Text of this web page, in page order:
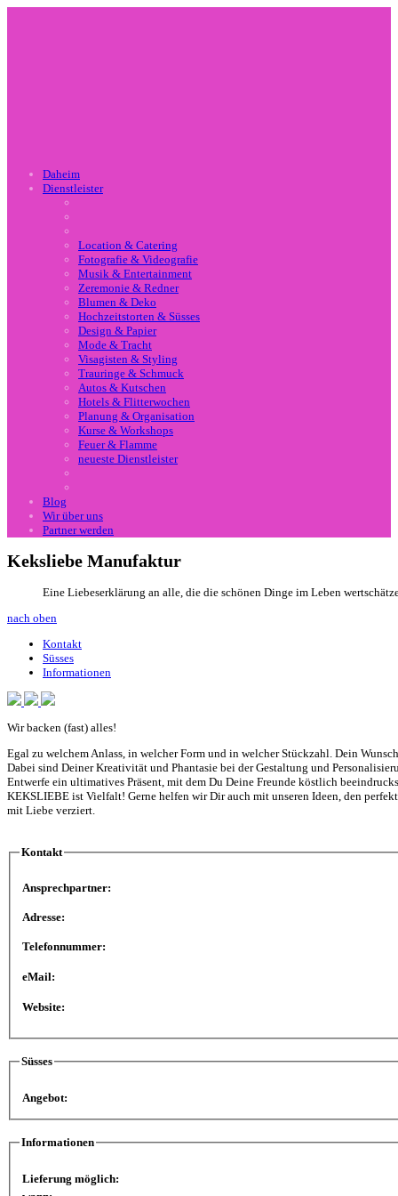
Daheim
Dienstleister
Location & Catering
Fotografie & Videografie
Musik & Entertainment
Zeremonie & Redner
Blumen & Deko
Hochzeitstorten & Süsses
Design & Papier
Mode & Tracht
Visagisten & Styling
Trauringe & Schmuck
Autos & Kutschen
Hotels & Flitterwochen
Planung & Organisation
Kurse & Workshops
Feuer & Flamme
neueste Dienstleister
Blog
Wir über uns
Partner werden
Keksliebe Manufaktur
Eine Liebeserklärung an alle, die die schönen Dinge im Leben
nach oben
Kontakt
Süsses
Informationen
Wir backen (fast) alles!
Egal zu welchem Anlass, in welcher Form und in welcher Stückzahl. Dein
Dabei sind Deiner Kreativität und Phantasie bei der Gestaltung und
Entwerfe ein ultimatives Präsent, mit dem Du Deine Freunde köstlich
KEKSLIEBE ist Vielfalt! Gerne helfen wir Dir auch mit unseren Ideen, den
mit Liebe verziert.
Kontakt
Ansprechpartner:
Adresse:
Telefonnummer:
eMail:
Website:
Süsses
Angebot:
Informationen
Lieferung möglich: